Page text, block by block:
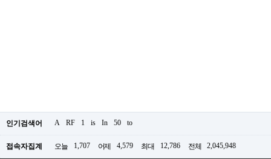
인기검색어 A RF 1 is In 50 to
접속자집계 오늘 1,707 어제 4,579 최대 12,786 전체 2,045,948